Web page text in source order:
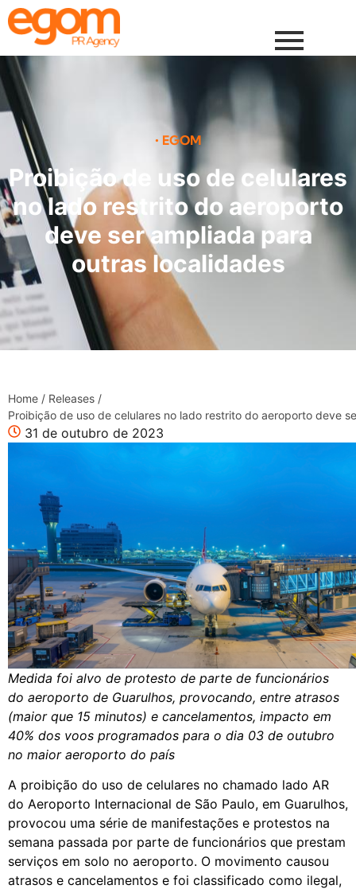
• EGOM
Proibição de uso de celulares
no lado restrito do aeroporto
deve ser ampliada para
outras localidades
Home / Releases /
Proibição de uso de celulares no lado restrito do aeroporto deve
31 de outubro de 2023
Medida foi alvo de protesto de parte de funcionários
do aeroporto de Guarulhos, provocando, entre atrasos
(maior que 15 minutos) e cancelamentos, impacto em
40% dos voos programados para o dia 03 de outubro
no maior aeroporto do país
A proibição do uso de celulares no chamado lado AR
do Aeroporto Internacional de São Paulo, em Guarulhos,
provocou uma série de manifestações e protestos na
semana passada por parte de funcionários que prestam
serviços em solo no aeroporto. O movimento causou
atrasos e cancelamentos e foi classificado como ilegal,